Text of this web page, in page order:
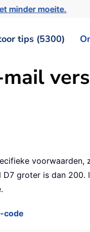
minder moeite.
tips (5300)
groter is dan
code